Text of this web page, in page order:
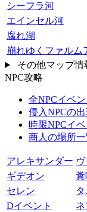
シーフラ河
エインセル河
腐れ湖
崩れゆくファルム
その他マップ情
NPC攻略
全NPCイベ
侵入NPCの
時限NPCイ
商人の場所一
アレキサンダー
ギデオン
糞
セレン
Dイベント